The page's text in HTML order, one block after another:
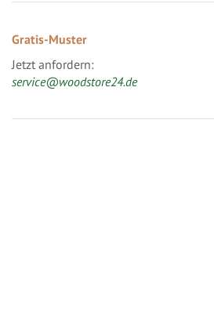
Gratis-Muster
Jetzt anfordern:
service@woodstore24.de